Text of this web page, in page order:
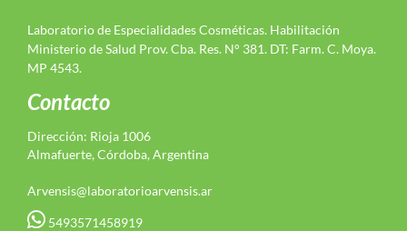
Laboratorio de Especialidades Cosméticas. Habilitación
Ministerio de Salud Prov. Cba. Res. N° 381. DT: Farm. C. Moya.
MP 4543.
Contacto
Dirección: Rioja 1006
Almafuerte, Córdoba, Argentina
Arvensis@laboratorioarvensis.ar
5493571458919